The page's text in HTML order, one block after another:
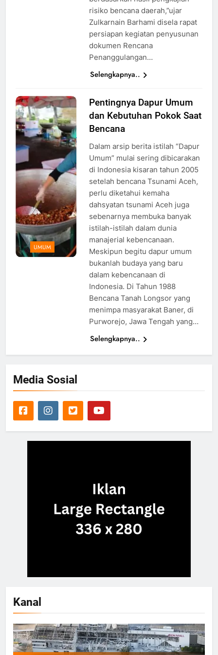
risiko bencana daerah,”ujar
Zulkarnain Barhami disela rapat
persiapan kegiatan penyusunan
dokumen Rencana
Penanggulangan…
Selengkapnya..
Ilustrasi
Dapur
Umum
kemensos.go.id
UMUM
Pentingnya Dapur Umum
dan Kebutuhan Pokok Saat
Bencana
Dalam arsip berita istilah “Dapur
Umum” mulai sering dibicarakan
di Indonesia kisaran tahun 2005
setelah bencana Tsunami Aceh,
perlu diketahui kemaha
dahsyatan tsunami Aceh juga
sebenarnya membuka banyak
istilah-istilah dalam dunia
manajerial kebencanaan.
Meskipun begitu dapur umum
bukanlah budaya yang baru
dalam kebencanaan di
Indonesia. Di Tahun 1988
Bencana Tanah Longsor yang
menimpa masyarakat Baner, di
Purworejo, Jawa Tengah yang…
Selengkapnya..
Media Sosial
Kanal